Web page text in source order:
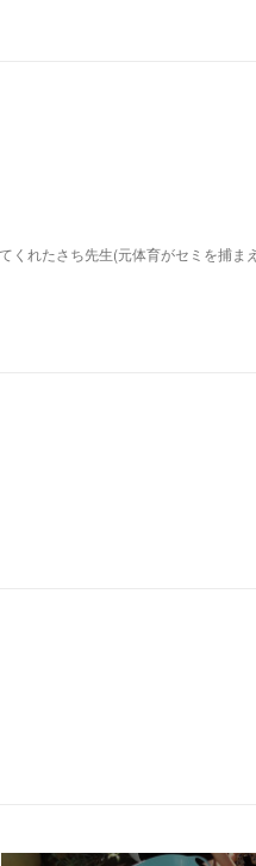
くれたさち先生(元体育がセミを捕ま